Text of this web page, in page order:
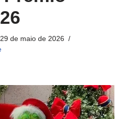
29 de maio de 2026